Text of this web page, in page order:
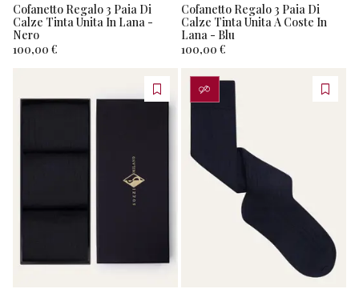
Cofanetto Regalo 3 Paia Di
Calze Tinta Unita In Lana -
Nero
100,00 €
Cofanetto Regalo 3 Paia Di
Calze Tinta Unita A Coste In
Lana - Blu
100,00 €
PERSONALIZZA